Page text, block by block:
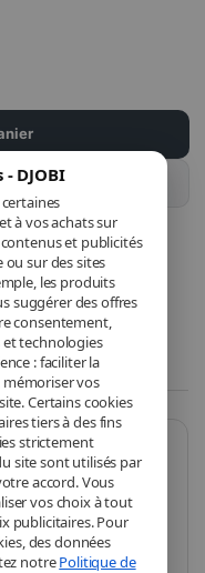
DJOBI
à vos achats sur
et publicités
sur des sites
les produits
suggérer des offres
consentement,
technologies
: faciliter la
mémoriser vos
Certains cookies
tiers à des fins
strictement
site sont utilisés par
accord. Vous
vos choix à tout
publicitaires. Pour
des données
notrePolitique de